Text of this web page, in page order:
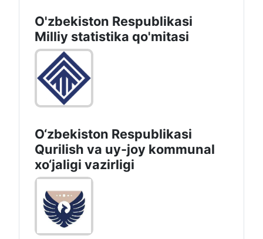
O'zbekiston Respublikasi
Milliy statistika qo'mitasi
O‘zbekiston Respublikasi
Qurilish va uy-joy kommunal
xo‘jaligi vazirligi